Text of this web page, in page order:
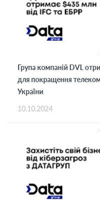
Група компаній DVL
для покращення
України
10.10.2024